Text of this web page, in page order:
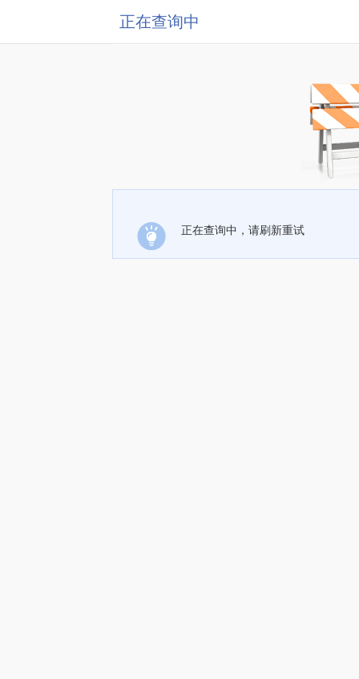
正在查询中
正在查询中，请刷新重试